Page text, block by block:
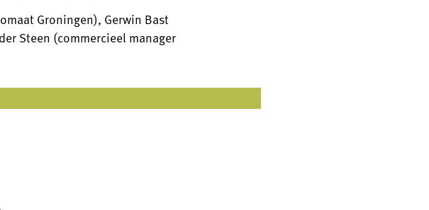
Groningen), Gerwin Bast
Steen (commercieel manager